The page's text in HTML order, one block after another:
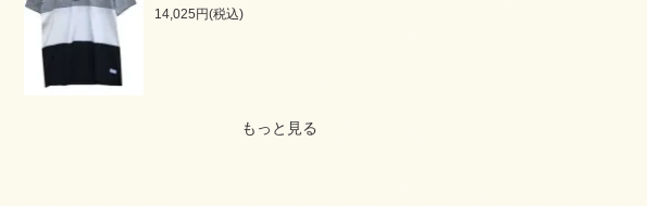
14,025円(税込)
もっと見る